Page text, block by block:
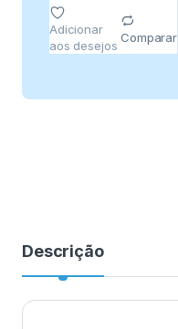
Adicionar
aos desejos
Comparar
Descrição